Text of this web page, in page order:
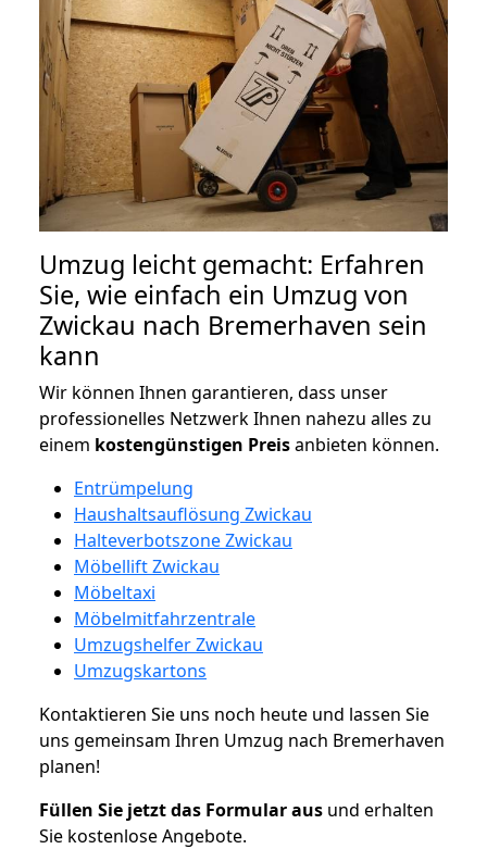
Umzug leicht gemacht: Erfahren
Sie, wie einfach ein Umzug von
Zwickau nach Bremerhaven sein
kann
Wir können Ihnen garantieren, dass unser
professionelles Netzwerk Ihnen nahezu alles zu
einem kostengünstigen Preisanbieten können.
Entrümpelung
Haushaltsauflösung Zwickau
Halteverbotszone Zwickau
Möbellift Zwickau
Möbeltaxi
Möbelmitfahrzentrale
Umzugshelfer Zwickau
Umzugskartons
Kontaktieren Sie uns noch heute und lassen Sie
uns gemeinsam Ihren Umzug nach Bremerhaven
planen!
Füllen Sie jetzt das Formular aus und erhalten
Sie kostenlose Angebote.